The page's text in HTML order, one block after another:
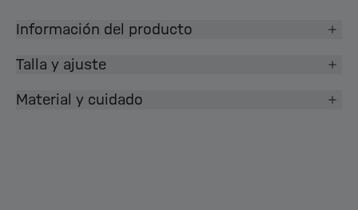
Información del producto
Talla y ajuste
Material y cuidado